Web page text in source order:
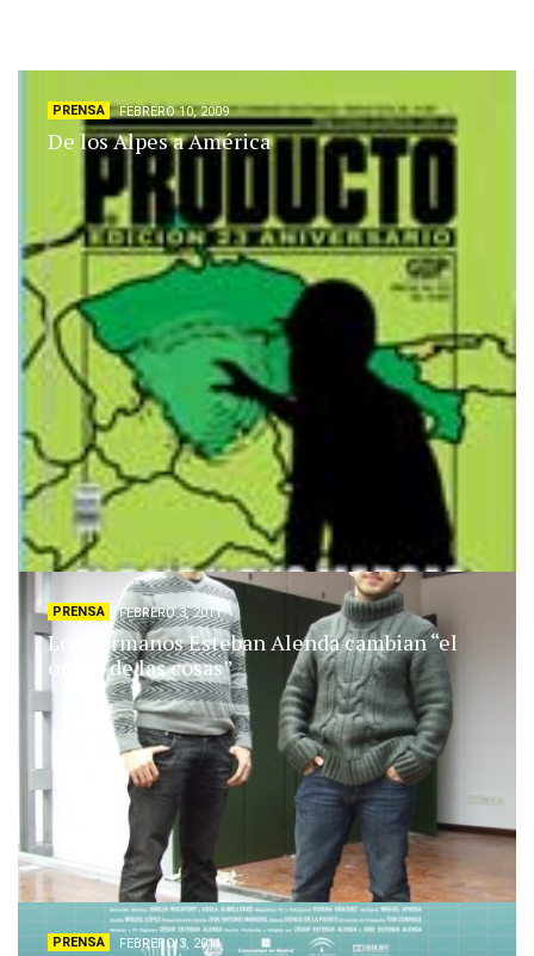
PRENSA FEBRERO 10, 2009
De los Alpes a América
PRENSA FEBRERO 3, 2011
Los hermanos Esteban Alenda cambian “el
orden de las cosas”
PRENSA FEBRERO 3, 2011